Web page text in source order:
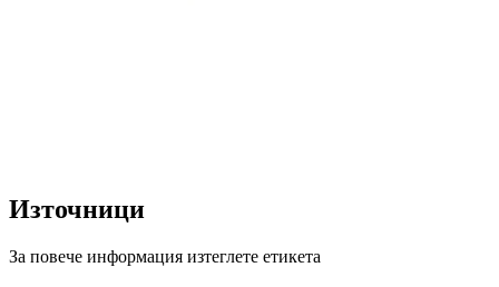
Източници
За повече информация изтеглете етикета